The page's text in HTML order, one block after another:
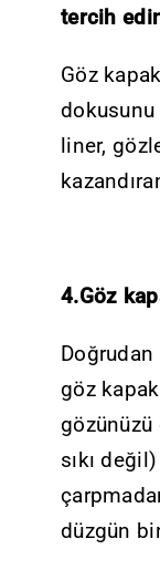
tercih
Göz
liner,
4.Göz
göz
gözünüzü
sıkı
düzgün